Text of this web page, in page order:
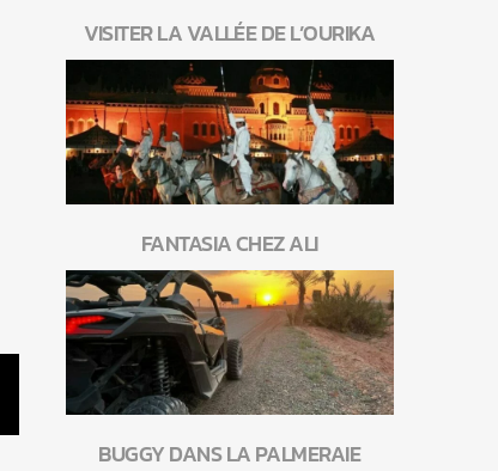
VISITER LA VALLÉE DE L’OURIKA
FANTASIA CHEZ ALI
BUGGY DANS LA PALMERAIE